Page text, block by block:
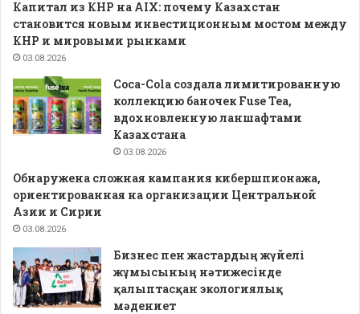
Капитал из КНР на AIX: почему Казахстан
становится новым инвестиционным мостом между
КНР и мировыми рынками
03.08.2026
Coca-Cola создала лимитированную
коллекцию баночек Fuse Tea,
вдохновленную ланшафтами
Казахстана
03.08.2026
Обнаружена сложная кампания кибершпионажа,
ориентированная на организации Центральной
Азии и Сирии
03.08.2026
Бизнес пен жастардың жүйелі
жұмысының нәтижесінде
қалыптасқан экологиялық
мәдениет